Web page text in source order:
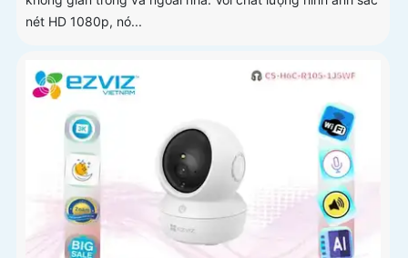
nét HD 1080p, nó...